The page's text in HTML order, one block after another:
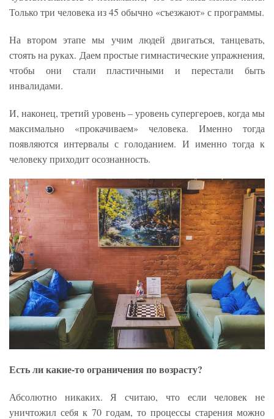
Только три человека из 45 обычно «съезжают» с программы.
На втором этапе мы учим людей двигаться, танцевать,
стоять на руках. Даем простые гимнастические упражнения,
чтобы они стали пластичными и перестали быть
инвалидами.
И, наконец, третий уровень – уровень супергероев, когда мы
максимально «прокачиваем» человека. Именно тогда
появляются интервалы с голоданием. И именно тогда к
человеку приходит осознанность.
Есть ли какие-то ограничения по возрасту?
Абсолютно никаких. Я считаю, что если человек не
уничтожил себя к 70 годам, то процессы старения можно